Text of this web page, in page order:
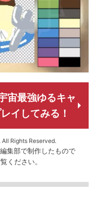
宙最強ゆるキャ
イしてみる！
Rights Reserved.
集部で制作したもので
ください。